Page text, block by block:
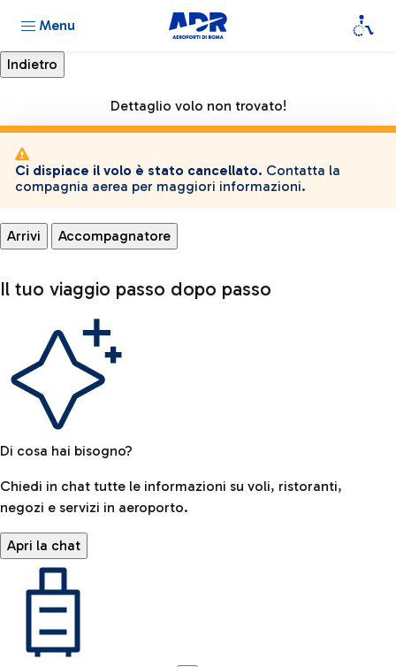
Menu
Dettaglio volo non trovato!
Ci dispiace il volo è stato cancellato. Contatta la
compagnia aerea per maggiori informazioni.
Arrivi Accompagnatore
Il tuo viaggio passo dopo passo
Di cosa hai bisogno?
Chiedi in chat tutte le informazioni su voli, ristoranti,
negozi e servizi in aeroporto.
Apri la chat